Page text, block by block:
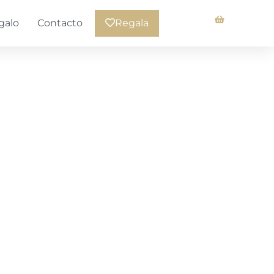
Contacto Regala